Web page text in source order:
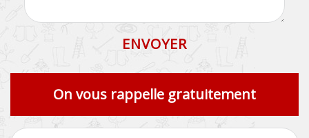
On vous rappelle gratuitement